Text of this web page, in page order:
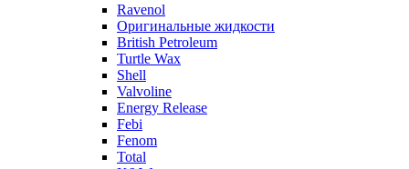
Ravenol
Оригинальные жидкости
British Petroleum
Turtle Wax
Shell
Valvoline
Energy Release
Febi
Fenom
Total